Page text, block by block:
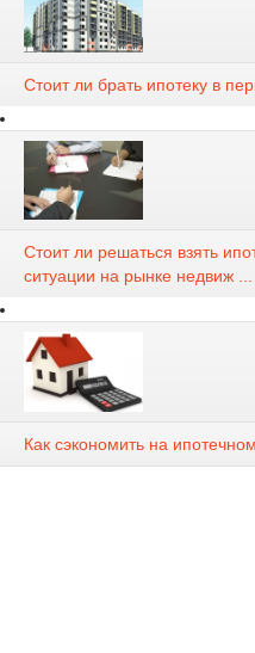
Стоит ли брать ипотеку в
Стоит ли решаться взять
ситуации на рынке недвиж ...
Как сэкономить на